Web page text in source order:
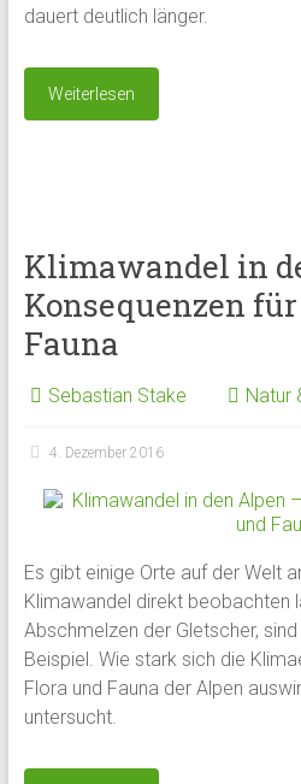
dauert deutlich länger.
Weiterlesen
Klimawandel in
Konsequenzen
Fauna
Sebastian Stake Natur
4. Dezember 2016
Es gibt einige Orte auf der Welt
Klimawandel direkt beobachten
Abschmelzen der Gletscher,
Beispiel. Wie stark sich die
Flora und Fauna der Alpen
untersucht.